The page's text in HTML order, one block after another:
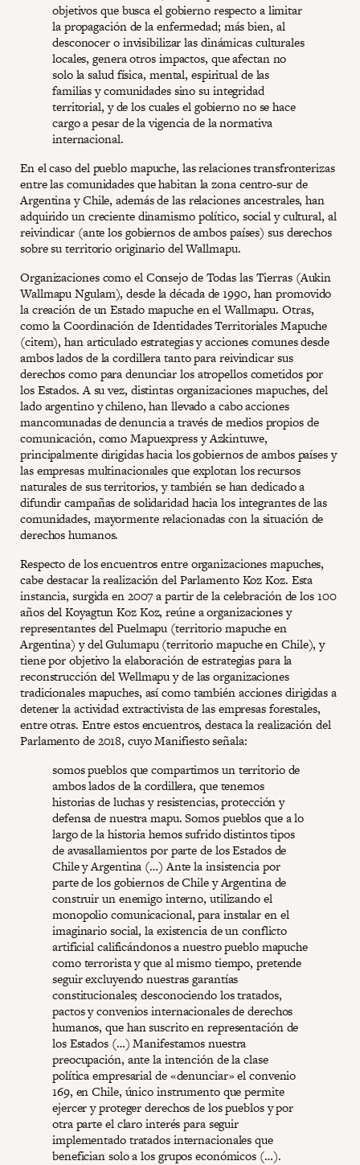
objetivos que busca el gobierno respecto a limitar
la propagación de la enfermedad; más bien, al
desconocer o invisibilizar las dinámicas culturales
locales, genera otros impactos, que afectan no
solo la salud física, mental, espiritual de las
familias y comunidades sino su integridad
territorial, y de los cuales el gobierno no se hace
cargo a pesar de la vigencia de la normativa
internacional.
En el caso del pueblo mapuche, las relaciones transfronterizas
entre las comunidades que habitan la zona centro-sur de
Argentina y Chile, además de las relaciones ancestrales, han
adquirido un creciente dinamismo político, social y cultural, al
reivindicar (ante los gobiernos de ambos países) sus derechos
sobre su territorio originario del Wallmapu.
Organizaciones como el Consejo de Todas las Tierras (Aukin
Wallmapu Ngulam), desde la década de 1990, han promovido
la creación de un Estado mapuche en el Wallmapu. Otras,
como la Coordinación de Identidades Territoriales Mapuche
(citem), han articulado estrategias y acciones comunes desde
ambos lados de la cordillera tanto para reivindicar sus
derechos como para denunciar los atropellos cometidos por
los Estados. A su vez, distintas organizaciones mapuches, del
lado argentino y chileno, han llevado a cabo acciones
mancomunadas de denuncia a través de medios propios de
comunicación, como Mapuexpress y Azkintuwe,
principalmente dirigidas hacia los gobiernos de ambos países y
las empresas multinacionales que explotan los recursos
naturales de sus territorios, y también se han dedicado a
difundir campañas de solidaridad hacia los integrantes de las
comunidades, mayormente relacionadas con la situación de
derechos humanos.
Respecto de los encuentros entre organizaciones mapuches,
cabe destacar la realización del Parlamento Koz Koz. Esta
instancia, surgida en 2007 a partir de la celebración de los 100
años del Koyagtun Koz Koz, reúne a organizaciones y
representantes del Puelmapu (territorio mapuche en
Argentina) y del Gulumapu (territorio mapuche en Chile), y
tiene por objetivo la elaboración de estrategias para la
reconstrucción del Wellmapu y de las organizaciones
tradicionales mapuches, así como también acciones dirigidas a
detener la actividad extractivista de las empresas forestales,
entre otras. Entre estos encuentros, destaca la realización del
Parlamento de 2018, cuyo Manifiesto señala:
somos pueblos que compartimos un territorio de
ambos lados de la cordillera, que tenemos
historias de luchas y resistencias, protección y
defensa de nuestra mapu. Somos pueblos que a lo
largo de la historia hemos sufrido distintos tipos
de avasallamientos por parte de los Estados de
Chile y Argentina (…) Ante la insistencia por
parte de los gobiernos de Chile y Argentina de
construir un enemigo interno, utilizando el
monopolio comunicacional, para instalar en el
imaginario social, la existencia de un conflicto
artificial calificándonos a nuestro pueblo mapuche
como terrorista y que al mismo tiempo, pretende
seguir excluyendo nuestras garantías
constitucionales; desconociendo los tratados,
pactos y convenios internacionales de derechos
humanos, que han suscrito en representación de
los Estados (…) Manifestamos nuestra
preocupación, ante la intención de la clase
política empresarial de «denunciar» el convenio
169, en Chile, único instrumento que permite
ejercer y proteger derechos de los pueblos y por
otra parte el claro interés para seguir
implementado tratados internacionales que
benefician solo a los grupos económicos (…).